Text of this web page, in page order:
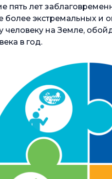
пять лет
более экстремальных и
на Земле,
в год.